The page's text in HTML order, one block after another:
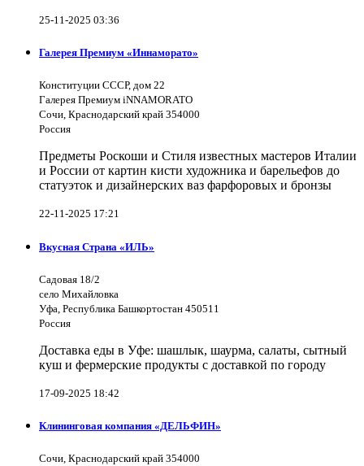
25-11-2025 03:36
Галерея Премиум «Иннаморато»
Конституции СССР, дом 22
Галерея Премиум iNNAMORATO
Сочи, Краснодарский край 354000
Россия
Предметы Роскоши и Стиля известных мастеров Италии
и России от картин кисти художника и барельефов до
статуэток и дизайнерских ваз фарфоровых и бронзы
22-11-2025 17:21
Вкусная Страна «ИЛЬ»
Садовая 18/2
село Михайловка
Уфа, Республика Башкортостан 450511
Россия
Доставка еды в Уфе: шашлык, шаурма, салаты, сытный
куш и фермерские продукты с доставкой по городу
17-09-2025 18:42
Клининговая компания «ДЕЛЬФИН»
Сочи, Краснодарский край 354000